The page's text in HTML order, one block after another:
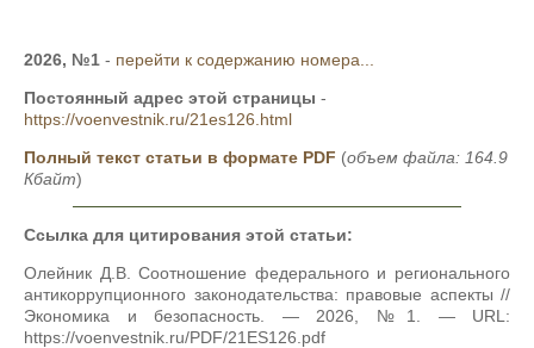
2026, №1 - перейти к содержанию номера...
Постоянный адрес этой страницы -
https://voenvestnik.ru/21es126.html
Полный текст статьи в формате PDF (объем файла: 164.9
Кбайт)
Ссылка для цитирования этой статьи:
Олейник Д.В. Соотношение федерального и регионального
антикоррупционного законодательства: правовые аспекты //
Экономика и безопасность. — 2026, №1. — URL:
https://voenvestnik.ru/PDF/21ES126.pdf